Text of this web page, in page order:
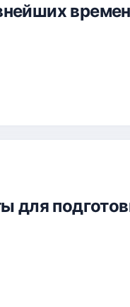
для